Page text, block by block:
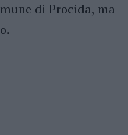
di Procida, ma